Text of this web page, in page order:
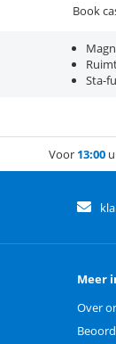
Book
Sta-
Voor 13:00
Meer
Over